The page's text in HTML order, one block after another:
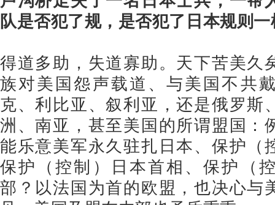
队是否犯了规，是否犯了日本规则一
得道多助，失道寡助。天下苦美久
族对美国怨声载道、与美国不共
克、利比亚、叙利亚，还是俄罗斯
洲、南亚，甚至美国的所谓盟国：
能乐意美军永久驻扎日本、保护（
保护（控制）日本首相、保护（
部？以法国为首的欧盟，也决心与